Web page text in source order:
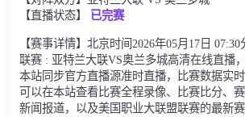
【直播状态】
已完赛
【赛事详情】北京时间2026年05月17日
联赛 : 亚特兰大联VS奥兰多城高清在线直播
本站同步官方直播源准时直播，比赛数据实
可以在本站查看比赛全程录像、比赛比分、
新闻报道，以及美国职业大联盟联赛的最新